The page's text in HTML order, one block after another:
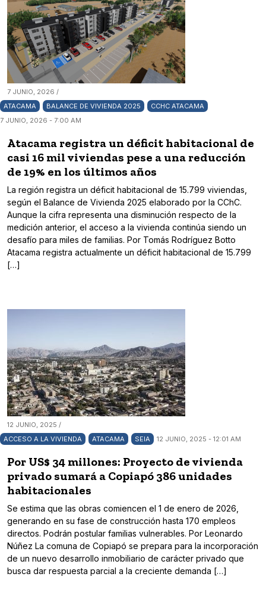
7 JUNIO, 2026 /
ATACAMA
BALANCE DE VIVIENDA 2025
CCHC ATACAMA
7 JUNIO, 2026 - 7:00 AM
Atacama registra un déficit habitacional de
casi 16 mil viviendas pese a una reducción
de 19% en los últimos años
La región registra un déficit habitacional de 15.799 viviendas,
según el Balance de Vivienda 2025 elaborado por la CChC.
Aunque la cifra representa una disminución respecto de la
medición anterior, el acceso a la vivienda continúa siendo un
desafío para miles de familias. Por Tomás Rodríguez Botto
Atacama registra actualmente un déficit habitacional de 15.799
[…]
12 JUNIO, 2025 /
ACCESO A LA VIVIENDA
ATACAMA SEIA 12 JUNIO, 2025 - 12:01 AM
Por US$ 34 millones: Proyecto de vivienda
privado sumará a Copiapó 386 unidades
habitacionales
Se estima que las obras comiencen el 1 de enero de 2026,
generando en su fase de construcción hasta 170 empleos
directos. Podrán postular familias vulnerables. Por Leonardo
Núñez La comuna de Copiapó se prepara para la incorporación
de un nuevo desarrollo inmobiliario de carácter privado que
busca dar respuesta parcial a la creciente demanda […]